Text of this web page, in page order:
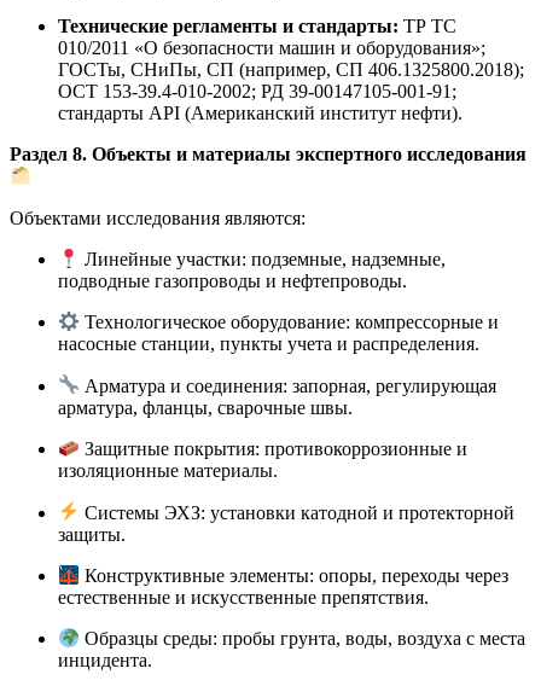
Технические регламенты и стандарты: ТР ТС
010/2011 «О безопасности машин и оборудования»;
ГОСТы, СНиПы, СП (например, СП 406.1325800.2018);
ОСТ 153-39.4-010-2002; РД 39-00147105-001-91 ;
стандарты API (Американский институт нефти).
Раздел 8. Объекты и материалы экспертного исследования
Объектами исследования являются:
Линейные участки: подземные, надземные,
подводные газопроводы и нефтепроводы.
Технологическое оборудование: компрессорные и
насосные станции, пункты учета и распределения.
Арматура и соединения: запорная, регулирующая
арматура, фланцы, сварочные швы.
Защитные покрытия: противокоррозионные и
изоляционные материалы.
Системы ЭХЗ: установки катодной и протекторной
защиты.
Конструктивные элементы: опоры, переходы через
естественные и искусственные препятствия.
Образцы среды: пробы грунта, воды, воздуха с места
инцидента.